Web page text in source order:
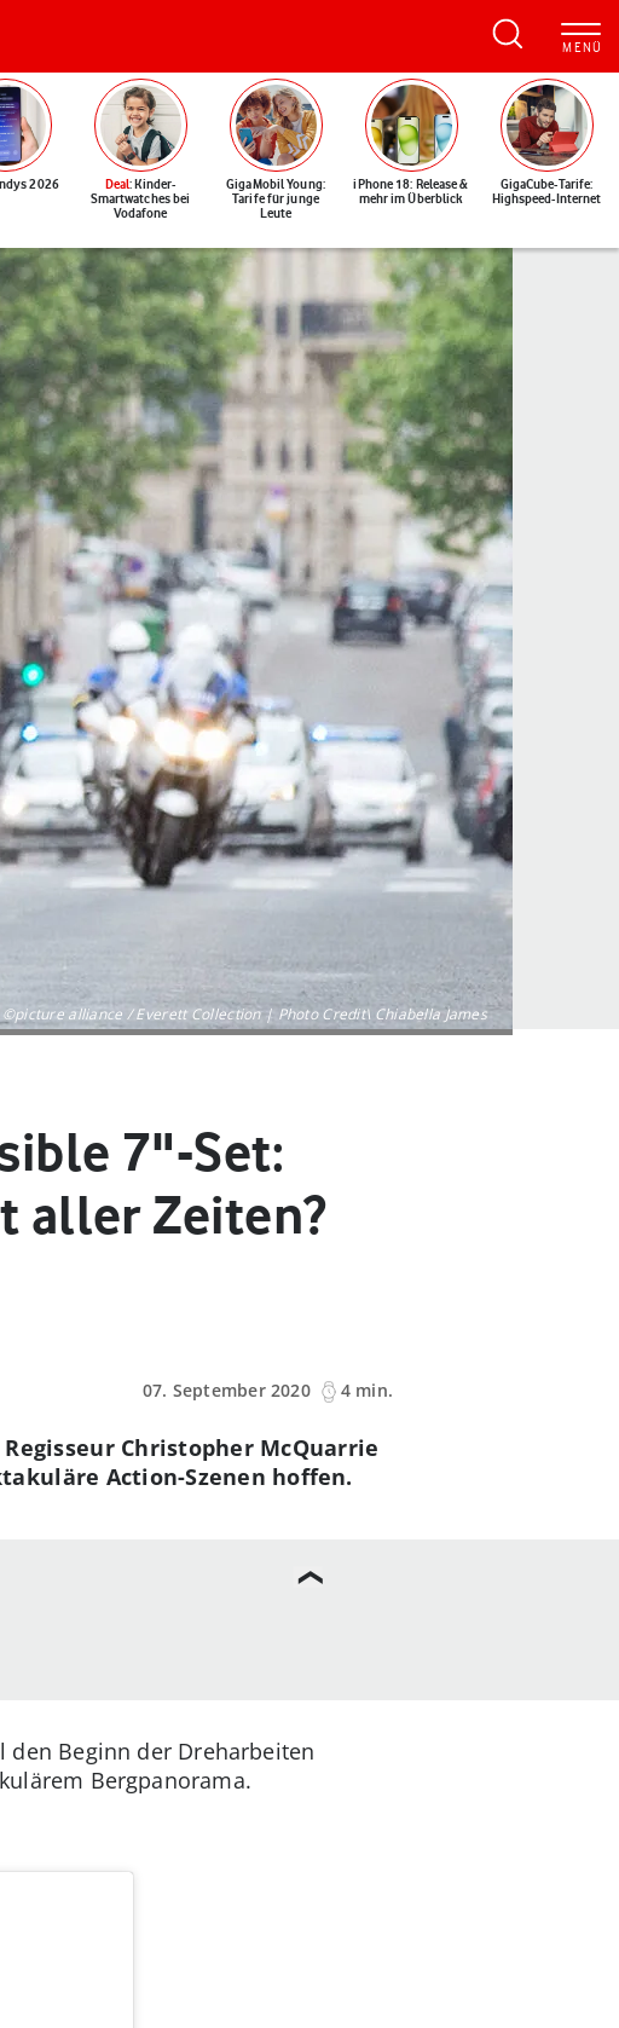
2026 Deal: Kinder-
Smartwatches bei
Vodafone
GigaMobil Young:
Tarife für junge
Leute
iPhone 18: Release &
mehr im Überblick
GigaCube-Tarife:
Highspeed-Internet
©picture alliance / Everett Collection | Photo Credit\ Chiabella James
7"-Set:
aller Zeiten?
07. September 2020
4 min.
Christopher McQuarrie
Action-Szenen hoffen.
Beginn der Dreharbeiten
Bergpanorama.